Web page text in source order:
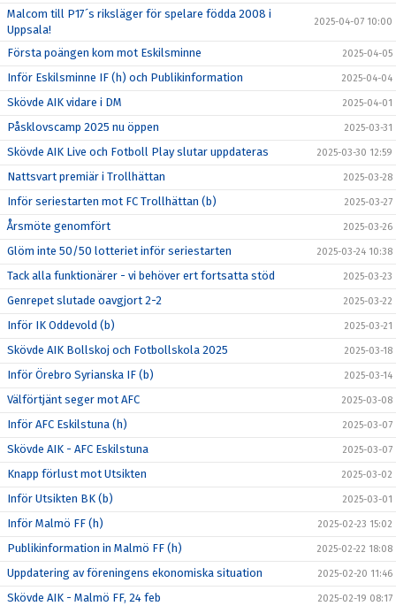
Malcom till P17´s riksläger för spelare födda 2008 i
Uppsala!
2025-04-07 10:00
Första poängen kom mot Eskilsminne 2025-04-05
Inför Eskilsminne IF (h) och Publikinformation 2025-04-04
Skövde AIK vidare i DM 2025-04-01
Påsklovscamp 2025 nu öppen 2025-03-31
Skövde AIK Live och Fotboll Play slutar uppdateras 2025-03-30 12:59
Nattsvart premiär i Trollhättan 2025-03-28
Inför seriestarten mot FC Trollhättan (b) 2025-03-27
Årsmöte genomfört 2025-03-26
Glöm inte 50/50 lotteriet inför seriestarten 2025-03-24 10:38
Tack alla funktionärer - vi behöver ert fortsatta stöd 2025-03-23
Genrepet slutade oavgjort 2-2 2025-03-22
Inför IK Oddevold (b) 2025-03-21
Skövde AIK Bollskoj och Fotbollskola 2025 2025-03-18
Inför Örebro Syrianska IF (b) 2025-03-14
Välförtjänt seger mot AFC 2025-03-08
Inför AFC Eskilstuna (h) 2025-03-07
Skövde AIK - AFC Eskilstuna 2025-03-07
Knapp förlust mot Utsikten 2025-03-02
Inför Utsikten BK (b) 2025-03-01
Inför Malmö FF (h) 2025-02-23 15:02
Publikinformation in Malmö FF (h) 2025-02-22 18:08
Uppdatering av föreningens ekonomiska situation 2025-02-20 11:46
Skövde AIK - Malmö FF, 24 feb 2025-02-19 08:17